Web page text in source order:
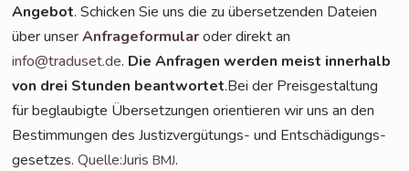
Ange­bot. Schi­cken Sie uns die zu über­set­zen­den Datei­en
über unserAnfra­ge­for­mu­laroder direkt an
info@traduset.de. Die Anfra­gen wer­den meist inner­halb
von drei Stun­den beant­wor­tet.Bei der Preis­ge­stal­tung
für beglau­big­te Über­set­zun­gen ori­en­tie­ren wir uns an den
Bestim­mun­gen des Jus­tiz­ver­gü­tungs- und Ent­schä­di­gungs­
ge­set­zes.Quelle:JurisBMJ.